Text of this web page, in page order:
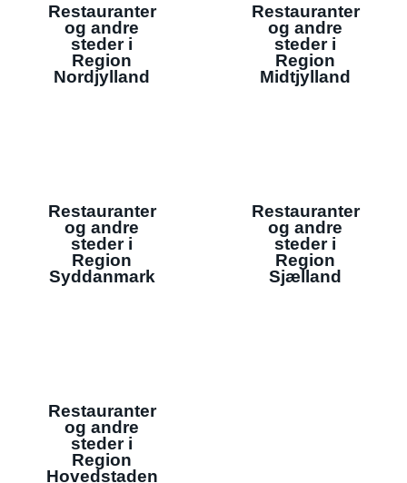
Restauranter
og andre
steder i
Region
Nordjylland
Restauranter
og andre
steder i
Region
Midtjylland
Restauranter
og andre
steder i
Region
Syddanmark
Restauranter
og andre
steder i
Region
Sjælland
Restauranter
og andre
steder i
Region
Hovedstaden